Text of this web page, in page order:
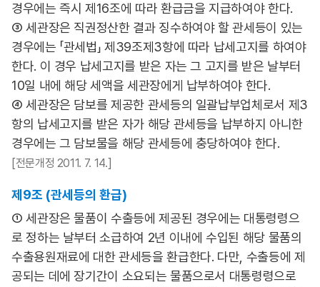
경우에는 즉시 제16조에 따라 환급금을 지급하여야 한다.
③ 세관장은 직권정산한 결과 징수하여야 할 관세등이 있는
경우에는 「관세법」 제39조제3항에 따라 납세고지를 하여야
한다. 이 경우 납세고지를 받은 자는 그 고지를 받은 날부터
10일 내에 해당 세액을 세관장에게 납부하여야 한다.
④ 세관장은 담보를 제공한 관세등의 일괄납부업체로서 제3
항의 납세고지를 받은 자가 해당 관세등을 납부하지 아니한
경우에는 그 담보물을 해당 관세등에 충당하여야 한다.
[전문개정 2011. 7. 14.]
제9조 (관세등의 환급)
① 세관장은 물품이 수출등에 제공된 경우에는 대통령령으
로 정하는 날부터 소급하여 2년 이내에 수입된 해당 물품의
수출용원재료에 대한 관세등을 환급한다. 다만, 수출등에 제
공되는 데에 장기간이 소요되는 물품으로서 대통령령으로